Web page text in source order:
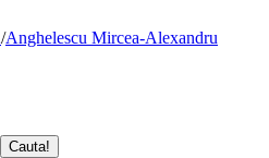
/Anghelescu Mircea-Alexandru